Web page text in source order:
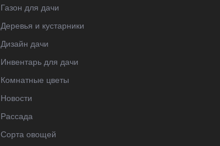
Газон для дачи
Деревья и кустарники
Дизайн дачи
Инвентарь для дачи
Комнатные цветы
Новости
Рассада
Сорта овощей